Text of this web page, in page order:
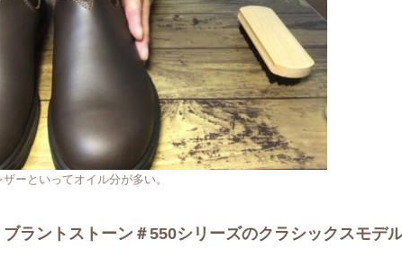
ーといってオイル分が多い。
ラントストーン＃550シリーズのクラシックスモデル